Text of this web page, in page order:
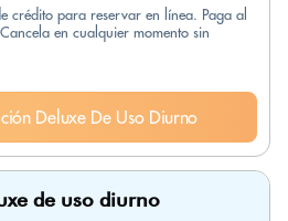
crédito para reservar en línea. Paga al
en cualquier momento sin
Deluxe De Uso Diurno
de uso diurno